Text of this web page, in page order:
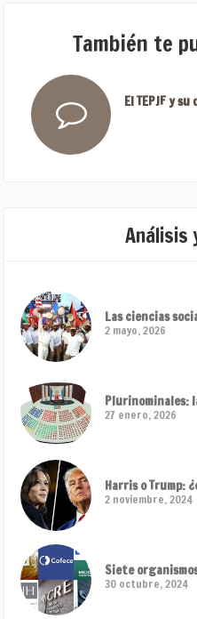
También te
El TEPJF y
Análisis
Las ciencias
2 mayo, 2026
Plurinominales:
27 enero, 2026
Harris o Trump:
2 noviembre, 2024
Siete
30 octubre, 2024